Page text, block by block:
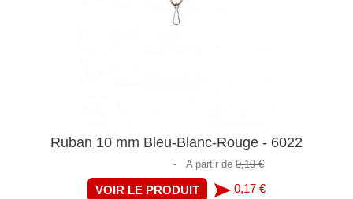
Ruban 10 mm Bleu-Blanc-Rouge - 6022
- A partir de 0,19 €
VOIR LE PRODUIT 0,17 €